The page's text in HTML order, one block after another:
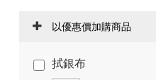
以優惠價加購商品
拭銀布